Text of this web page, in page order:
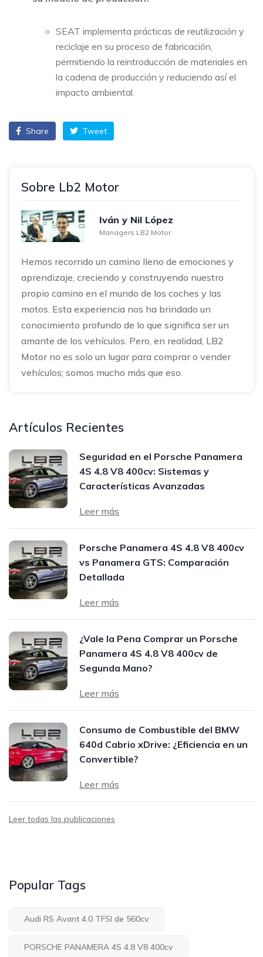
SEAT implementa prácticas de reutilización y
reciclaje en su proceso de fabricación,
permitiendo la reintroducción de materiales en
la cadena de producción y reduciendo así el
impacto ambiental.
Share Tweet
Sobre Lb2 Motor
Iván y Nil López
Managers LB2 Motor
Hemos recorrido un camino lleno de emociones y
aprendizaje, creciendo y construyendo nuestro
propio camino en el mundo de los coches y las
motos. Esta experiencia nos ha brindado un
conocimiento profundo de lo que significa ser un
amante de los vehículos. Pero, en realidad, LB2
Motor no es solo un lugar para comprar o vender
vehículos; somos mucho más que eso.
Artículos Recientes
Seguridad en el Porsche Panamera
4S 4.8 V8 400cv: Sistemas y
Características Avanzadas
Leer más
Porsche Panamera 4S 4.8 V8 400cv
vs Panamera GTS: Comparación
Detallada
Leer más
¿Vale la Pena Comprar un Porsche
Panamera 4S 4.8 V8 400cv de
Segunda Mano?
Leer más
Consumo de Combustible del BMW
640d Cabrio xDrive: ¿Eficiencia en un
Convertible?
Leer más
Leer todas las publicaciones
Popular Tags
Audi RS Avant 4.0 TFSI de 560cv
PORSCHE PANAMERA 4S 4.8 V8 400cv